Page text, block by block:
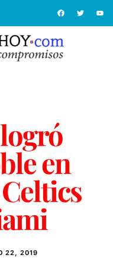
en
22, 2019